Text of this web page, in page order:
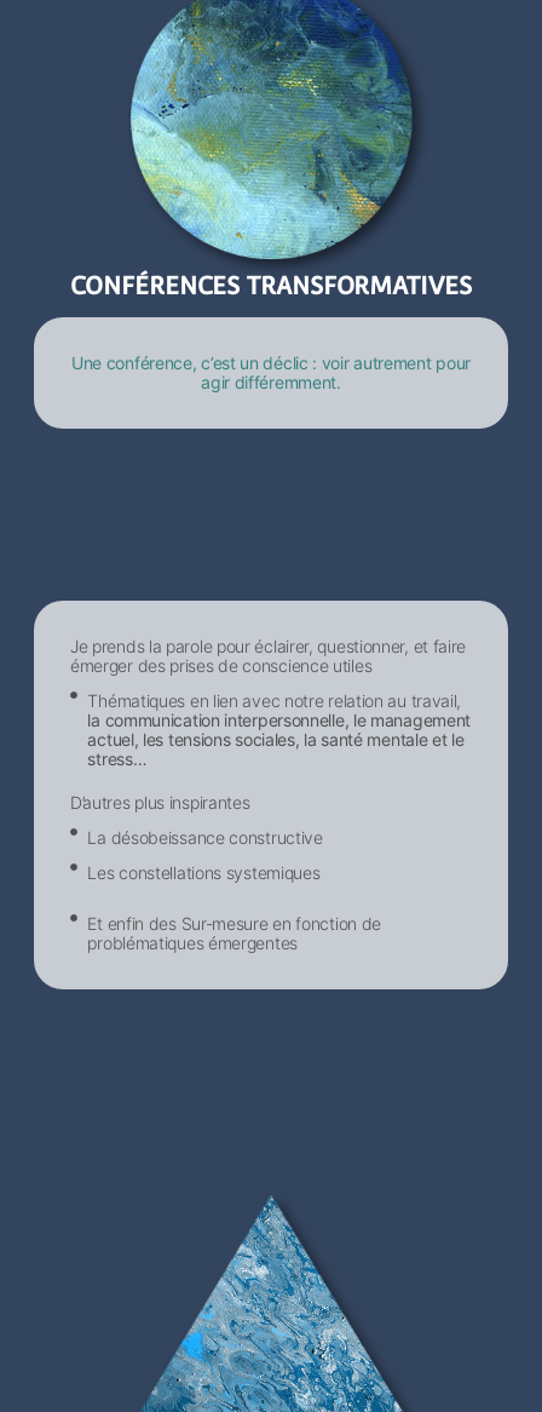
CONFÉRENCES TRANSFORMATIVES
Une conférence, c’est un déclic : voir autrement pour
agir différemment.
Je prends la parole pour éclairer, questionner, et faire
émerger des prises de conscience utiles
Thématiques en lien avec notre relation au travail,
la communication interpersonnelle, le management
actuel, les tensions sociales, la santé mentale et le
stress…
D’autres plus inspirantes
La désobeissance constructive
Les constellations systemiques
Et enfin des Sur-mesure en fonction de
problématiques émergentes